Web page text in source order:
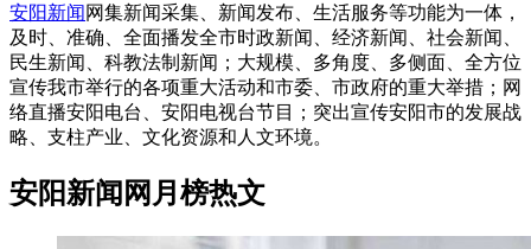
安阳新闻 网集新闻采集、新闻发布、生活服务等功能为一体，
及时、准确、全面播发全市时政新闻、经济新闻、社会新闻、
民生新闻、科教法制新闻；大规模、多角度、多侧面、全方位
宣传我市举行的各项重大活动和市委、市政府的重大举措；网
络直播安阳电台、安阳电视台节目；突出宣传安阳市的发展战
略、支柱产业、文化资源和人文环境。
安阳新闻网月榜热文